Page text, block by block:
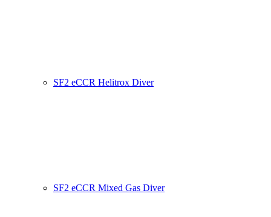
SF2 eCCR Helitrox Diver
SF2 eCCR Mixed Gas Diver